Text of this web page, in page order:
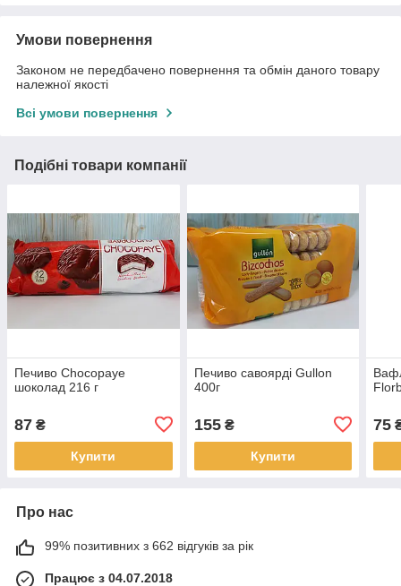
Умови повернення
Законом не передбачено повернення та обмін даного товару
належної якості
Всі умови повернення
Подібні товари компанії
Печиво Chocopaye
шоколад 216 г
87 ₴
Купити
Печиво савоярді Gullon
400г
155₴
Купити
75
Про нас
99% позитивних з 662 відгуків за рік
Працює з 04.07.2018